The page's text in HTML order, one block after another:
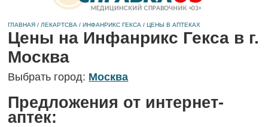
ГЛАВНАЯ / ЛЕКАРТСВА /ИНФАНРИКС ГЕКСА /ЦЕНЫ В АПТЕКАХ
Цены на Инфанрикс Гекса в г.
Москва
Выбрать город: Москва
Предложения от интернет-
аптек: